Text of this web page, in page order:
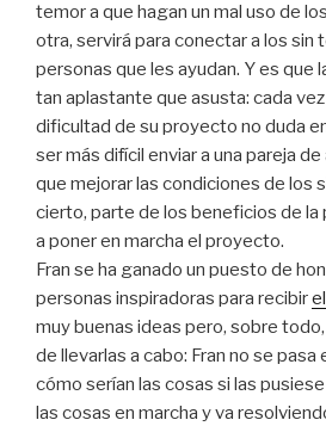
temor a que hagan un mal uso de
otra, servirá para conectar a los sin
personas que les ayudan. Y es que
tan aplastante que asusta: cada
dificultad de su proyecto no duda
ser más difícil enviar a una pareja
que mejorar las condiciones de los
cierto, parte de los beneficios de la
a poner en marcha el proyecto.
Fran se ha ganado un puesto de
personas inspiradoras para recibir
muy buenas ideas pero, sobre
de llevarlas a cabo: Fran no se pasa
cómo serían las cosas si las
las cosas en marcha y va